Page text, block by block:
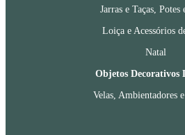
Jarras e Taças, Potes
Loiça e Acessórios
Natal
Objetos Decorativos
Velas, Ambientadores